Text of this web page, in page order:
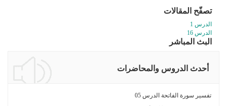
تصفّح المقالات
الدرس 1
الدرس 16
البث المباشر
أحدث الدروس والمحاضرات
تفسير سورة الفاتحة الدرس 05